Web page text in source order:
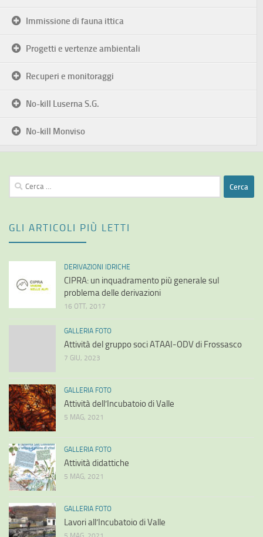
Immissione di fauna ittica
Progetti e vertenze ambientali
Recuperi e monitoraggi
No-kill Luserna S.G.
No-kill Monviso
Ricerca
per:
GLI ARTICOLI PIÙ LETTI
DERIVAZIONI IDRICHE
CIPRA: un inquadramento più generale sul
problema delle derivazioni
16 OTT, 2017
GALLERIA FOTO
Attività del gruppo soci ATAAI-ODV di Frossasco
7 GIU, 2023
GALLERIA FOTO
Attività dell’Incubatoio di Valle
5 MAG, 2021
GALLERIA FOTO
Attività didattiche
5 MAG, 2021
GALLERIA FOTO
Lavori all’Incubatoio di Valle